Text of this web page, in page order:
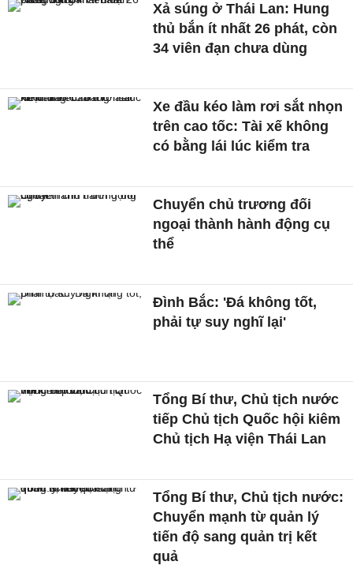
Xả súng ở Thái Lan: Hung
thủ bắn ít nhất 26 phát, còn
34 viên đạn chưa dùng
Xe đầu kéo làm rơi sắt nhọn
trên cao tốc: Tài xế không
có bằng lái lúc kiểm tra
Chuyển chủ trương đối
ngoại thành hành động cụ
thể
Đình Bắc: 'Đá không tốt,
phải tự suy nghĩ lại'
Tổng Bí thư, Chủ tịch nước
tiếp Chủ tịch Quốc hội kiêm
Chủ tịch Hạ viện Thái Lan
Tổng Bí thư, Chủ tịch nước:
Chuyển mạnh từ quản lý
tiến độ sang quản trị kết
quả